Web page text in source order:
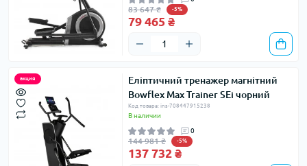
83 647 ₴ -5%
79 465 ₴
акция
Еліптичний тренажер магнітний
Bowflex Max Trainer SEi чорний
Код товара: ins-708447915238
В наличии
0
144 981 ₴ -5%
137 732 ₴